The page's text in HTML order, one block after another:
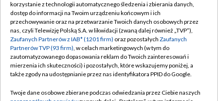
TVP
Abonament TVP
Emisja w TVP
Centrum informacji TVP
Naziemna Telewizja Cyfrowa
Regulamin TVP
Polityka prywatności
Moje zgody
Pomoc
korzystanie z technologii automatycznego śledzenia i zbierania danych,
dostęp do informacji na Twoim urządzeniu końcowym i ich
przechowywanie oraz na przetwarzanie Twoich danych osobowych przez
nas, czyli Telewizję Polską S.A. w likwidacji (zwaną dalej również „TVP”),
Zaufanych Partnerów z IAB* (1201 firm) oraz pozostałych Zaufanych
Partnerów TVP (93 firm), w celach marketingowych (w tym do
zautomatyzowanego dopasowania reklam do Twoich zainteresowań i
mierzenia ich skuteczności) i pozostałych, które wskazujemy poniżej, a
także zgody na udostępnianie przez nas identyfikatora PPID do Google.
Twoje dane osobowe zbierane podczas odwiedzania przez Ciebie naszych